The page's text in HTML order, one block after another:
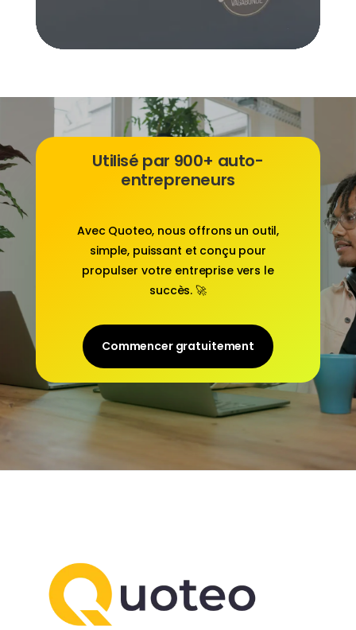
Utilisé par 900+ auto-
entrepreneurs
Avec Quoteo, nous offrons un outil,
simple, puissant et conçu pour
propulser votre entreprise vers le
succès. 🚀
Commencer gratuitement